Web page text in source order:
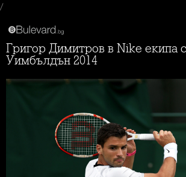
/
Григор Димитров в Nike екипа си за
Уимбълдън 2014